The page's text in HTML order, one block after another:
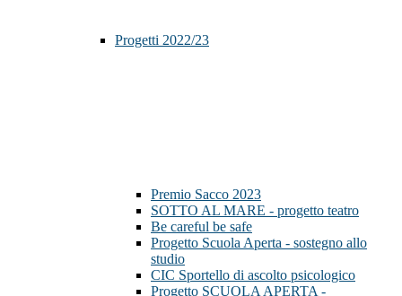
Progetti 2022/23
Premio Sacco 2023
SOTTO AL MARE - progetto teatro
Be careful be safe
Progetto Scuola Aperta - sostegno allo
studio
CIC Sportello di ascolto psicologico
Progetto SCUOLA APERTA -